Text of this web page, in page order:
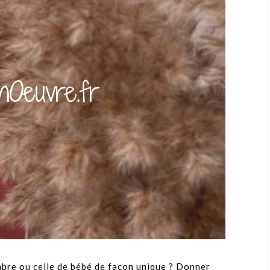
ou celle de bébé de façon unique ? Donner